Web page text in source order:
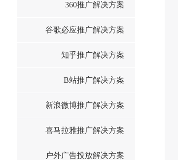
360推广解决方案
谷歌必应推广解决方案
知乎推广解决方案
B站推广解决方案
新浪微博推广解决方案
喜马拉雅推广解决方案
户外广告投放解决方案